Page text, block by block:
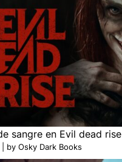
sangre en Evil dead rise
by Osky Dark Books